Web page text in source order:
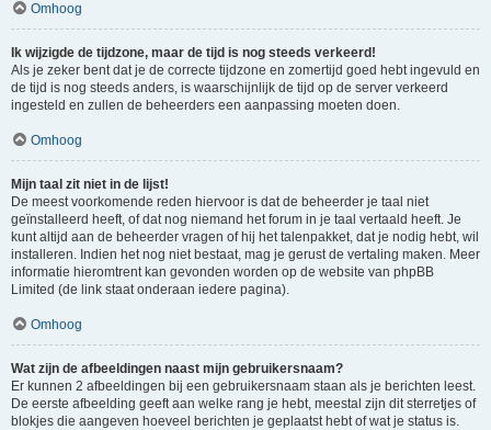
Omhoog
Ik wijzigde de tijdzone, maar de tijd is nog steeds verkeerd!
Als je zeker bent dat je de correcte tijdzone en zomertijd goed hebt ingevuld en
de tijd is nog steeds anders, is waarschijnlijk de tijd op de server verkeerd
ingesteld en zullen de beheerders een aanpassing moeten doen.
Omhoog
Mijn taal zit niet in de lijst!
De meest voorkomende reden hiervoor is dat de beheerder je taal niet
geïnstalleerd heeft, of dat nog niemand het forum in je taal vertaald heeft. Je
kunt altijd aan de beheerder vragen of hij het talenpakket, dat je nodig hebt, wil
installeren. Indien het nog niet bestaat, mag je gerust de vertaling maken. Meer
informatie hieromtrent kan gevonden worden op de website van phpBB
Limited (de link staat onderaan iedere pagina).
Omhoog
Wat zijn de afbeeldingen naast mijn gebruikersnaam?
Er kunnen 2 afbeeldingen bij een gebruikersnaam staan als je berichten leest.
De eerste afbeelding geeft aan welke rang je hebt, meestal zijn dit sterretjes of
blokjes die aangeven hoeveel berichten je geplaatst hebt of wat je status is.